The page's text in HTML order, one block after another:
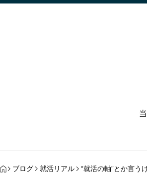
ブログ 就活リアル “就活の軸”とか言う